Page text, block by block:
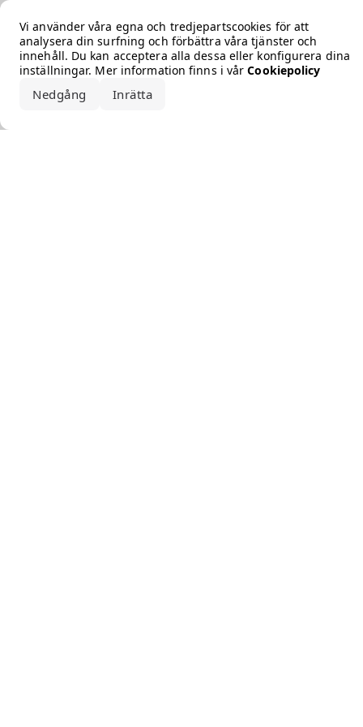
Vi använder våra egna och tredjepartscookies för att
analysera din surfning och förbättra våra tjänster och
innehåll. Du kan acceptera alla dessa eller konfigurera dina
inställningar. Mer information finns i vårCookiepolicy
Nedgång Inrätta
Error loading the brand